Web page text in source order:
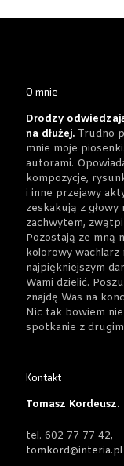
O mnie
Drodzy
na dłużej. Trudno
mnie moje
autorami.
kompozycje,
i inne przejawy
zeskakują z głowy
zachwytem,
Pozostają ze mną
kolorowy wachlarz
najpiękniejszym
Wami dzielić.
znajdę Was na
Nic tak bowiem nie
spotkanie z drugim
Kontakt
Tomasz Kordeusz.
tel. 602 77 77 42,
tomkord@interia.pl